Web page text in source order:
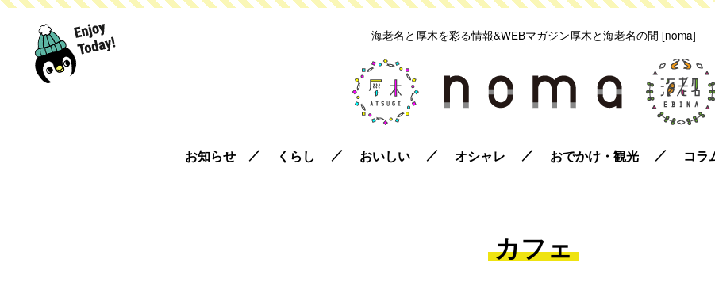
海老名と厚木を彩る情報&WEBマガジン厚木と海老名の間 [noma]
お知らせ くらし おいしい オシャレ おでかけ・観光 コラ
カフェ